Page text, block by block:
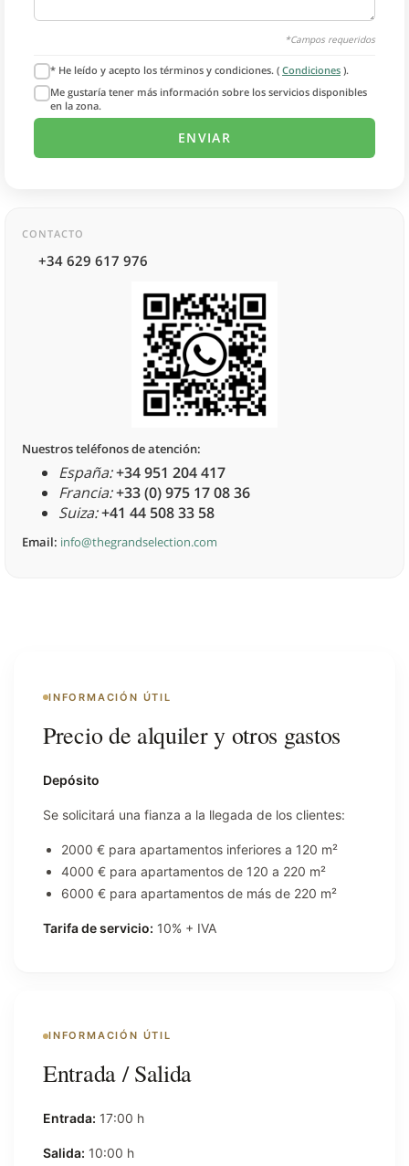
*Campos requeridos
* He leído y acepto los términos y condiciones. ( Condiciones ).
Me gustaría tener más información sobre los servicios disponibles
en la zona.
CONTACTO
+34 629 617 976
Nuestros teléfonos de atención:
España:+34 951 204 417
Francia:+33 (0) 975 17 08 36
Suiza:+41 44 508 33 58
Email: info@thegrandselection.com
INFORMACIÓN ÚTIL
Precio de alquiler y otros gastos
Depósito
Se solicitará una fianza a la llegada de los clientes:
2000 € para apartamentos inferiores a 120 m²
4000 € para apartamentos de 120 a 220 m²
6000 € para apartamentos de más de 220 m²
Tarifa de servicio: 10% + IVA
INFORMACIÓN ÚTIL
Entrada / Salida
Entrada: 17:00 h
Salida: 10:00 h